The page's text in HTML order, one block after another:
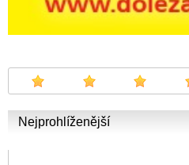
Nejprohlíženější